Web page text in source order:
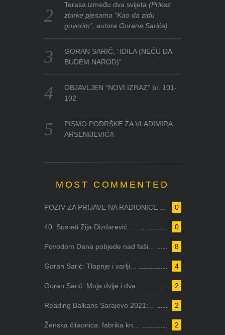
Terasa između dva svijeta(Prikaz
zbirke pjesama “Kao da zidu
govorim”, autora Gorana Sarića)
GORAN SARIĆ, “IDILA (NEĆU DA
BUDEM NAROD)”
OBJAVLJEN “NOVI IZRAZ” br. 101-
102
PISMO PODRŠKE ZA VLADIMIRA
ARSENIJEVIĆA
MOST COMMENTED
0
POZIV ZA PRIJAVE NA RADIONICE ...
0
40. Susreti Zija Dizdarević: ...
8
Povodom Dana pobjede nad faši...
4
Goran Sarić: Tlapnje i varlji...
2
Goran Sarić: Moja dvije i dva...
2
Reading Balkans Sarajevo 2021:...
2
Ženska čitaonica: fabrika kn...